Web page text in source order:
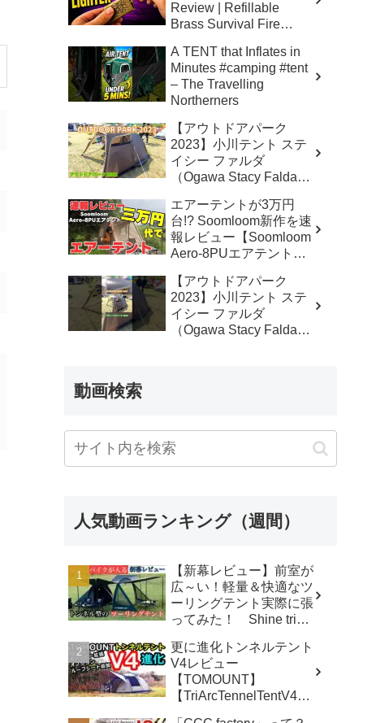
Review | Refillable
Brass Survival Fire
Honest Reviews
A TENT that Inflates in
Minutes #camping #tent
– The Travelling
Northerners
【アウトドアパーク
2023】小川テント ステ
イシー ファルダ
（Ogawa Stacy Falda）
akoakoa
エアーテントが3万円
台!? Soomloom新作を速
報レビュー【Soomloom
Aero-8PUエアテント】
ロキャンプで焚き火とラ
ンタン】
【アウトドアパーク
2023】小川テント ステ
イシー ファルダ
（Ogawa Stacy Falda）
動画検索
人気動画ランキング（週間）
【新幕レビュー】前室が
広～い！軽量＆快適なツ
ーリングテント実際に張
ってみた！ Shine trip
な気分
更に進化トンネルテント
V4レビュー
【TOMOUNT】
【TriArcTennelTentV4】